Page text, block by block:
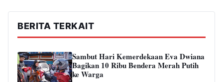
BERITA TERKAIT
Sambut Hari Kemerdekaan Eva Dwiana
Bagikan 10 Ribu Bendera Merah Putih
ke Warga